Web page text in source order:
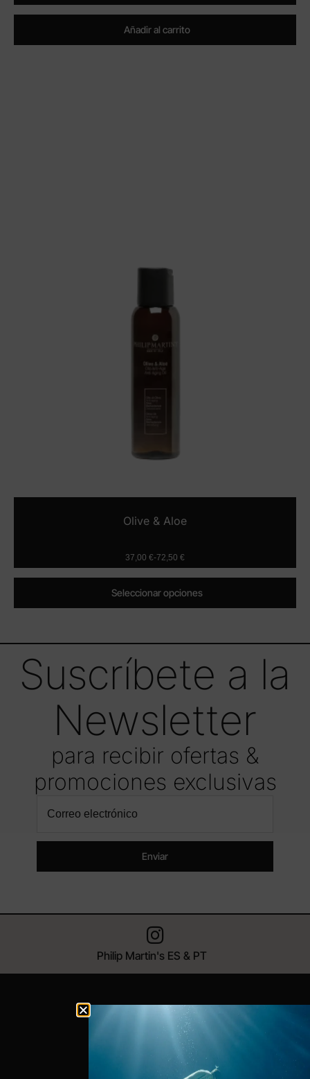
Añadir al carrito
Olive & Aloe
37,00 €-72,50 €
Seleccionar opciones
Suscríbete a la
Newsletter
para recibir ofertas &
promociones exclusivas
Enviar
Philip Martin's ES & PT